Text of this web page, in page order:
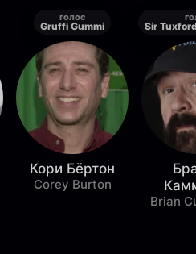
голос
Gruffi Gummi
Кори Бёртон
Corey Burton
Brian